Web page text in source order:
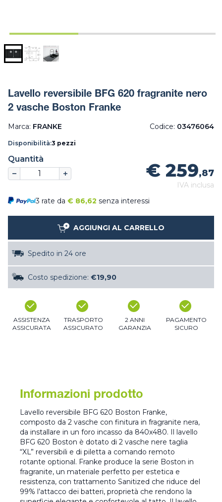
Lavello reversibile BFG 620 fragranite nero
2 vasche Boston Franke
Marca: FRANKE Codice: 03476064
Disponibilità:3 pezzi
Quantità
€ 259,87
IVA inclusa
3 rate da € 86,62 senza interessi
AGGIUNGI AL CARRELLO
Spedito in 24 ore
Costo spedizione: €19,90
ASSISTENZA
ASSICURATA
TRASPORTO
ASSICURATO
2 ANNI
GARANZIA
PAGAMENTO
SICURO
Informazioni prodotto
Lavello reversibile BFG 620 Boston Franke,
composto da 2 vasche con finitura in fragranite nera,
da installare in un foro incasso da 840x480. Il lavello
BFG 620 Boston è dotato di 2 vasche nere taglia
“XL” reversibili e di piletta a comando remoto
rotante optional. Franke produce la serie Boston in
fragranite, un materiale perfetto per estetica e
resistenza, con trattamento Sanitized che riduce del
99% l’attacco dei batteri, proprietà che rendono la